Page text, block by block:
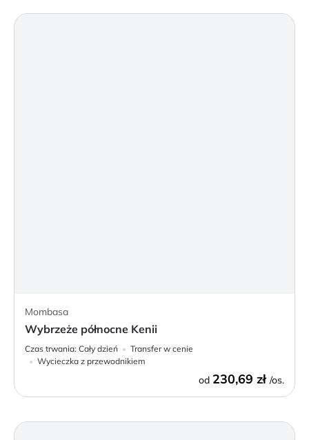
Mombasa
Wybrzeże północne Kenii
Czas trwania: Cały dzień
Transfer w cenie
Wycieczka z przewodnikiem
od 230,69 zł /os.